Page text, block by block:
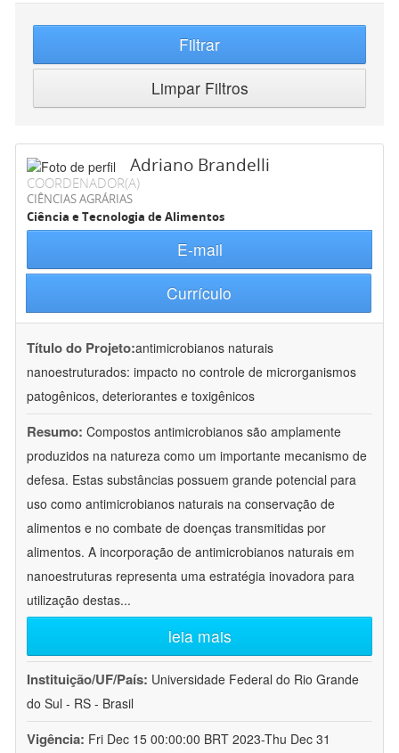
Filtrar
Limpar Filtros
Adriano Brandelli
COORDENADOR(A)
CIÊNCIAS AGRÁRIAS
Ciência e Tecnologia de Alimentos
E-mail
Currículo
Título do Projeto:antimicrobianos naturais
nanoestruturados: impacto no controle de microrganismos
patogênicos, deteriorantes e toxigênicos
Resumo: Compostos antimicrobianos são amplamente
produzidos na natureza como um importante mecanismo de
defesa. Estas substâncias possuem grande potencial para
uso como antimicrobianos naturais na conservação de
alimentos e no combate de doenças transmitidas por
alimentos. A incorporação de antimicrobianos naturais em
nanoestruturas representa uma estratégia inovadora para
utilização destas...
leia mais
Instituição/UF/País: Universidade Federal do Rio Grande
do Sul - RS - Brasil
Vigência: Fri Dec 15 00:00:00 BRT 2023-Thu Dec 31